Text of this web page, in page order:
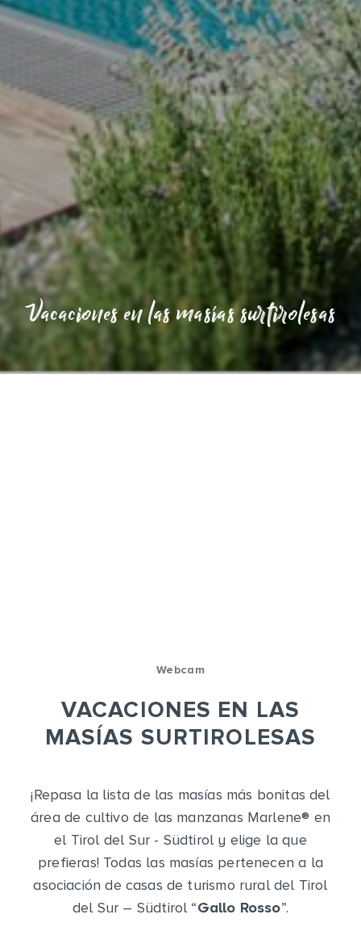
Vacaciones en las masías surtirolesas
Webcam
VACACIONES EN LAS
MASÍAS SURTIROLESAS
¡Repasa la lista de las masías más bonitas del
área de cultivo de las manzanas Marlene® en
el Tirol del Sur - Südtirol y elige la que
prefieras! Todas las masías pertenecen a la
asociación de casas de turismo rural del Tirol
del Sur – Südtirol “Gallo Rosso”.